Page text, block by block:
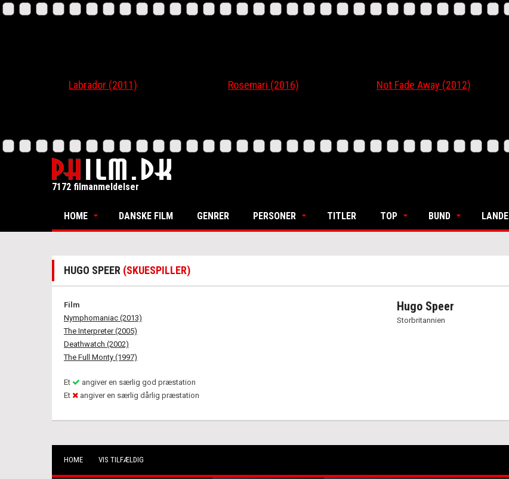
Labrador (2011) Rosemari (2016) Not Fade Away (2012)
7172 filmanmeldelser
HOME DANSKE FILM GENRER PERSONER TITLER TOP BUND LANDE
HUGO SPEER (SKUESPILLER)
Hugo Speer
Storbritannien
Film
Nymphomaniac (2013)
The Interpreter (2005)
Deathwatch (2002)
The Full Monty (1997)
Et
angiver en særlig god præstation
Et
angiver en særlig dårlig præstation
HOME VIS TILFÆLDIG